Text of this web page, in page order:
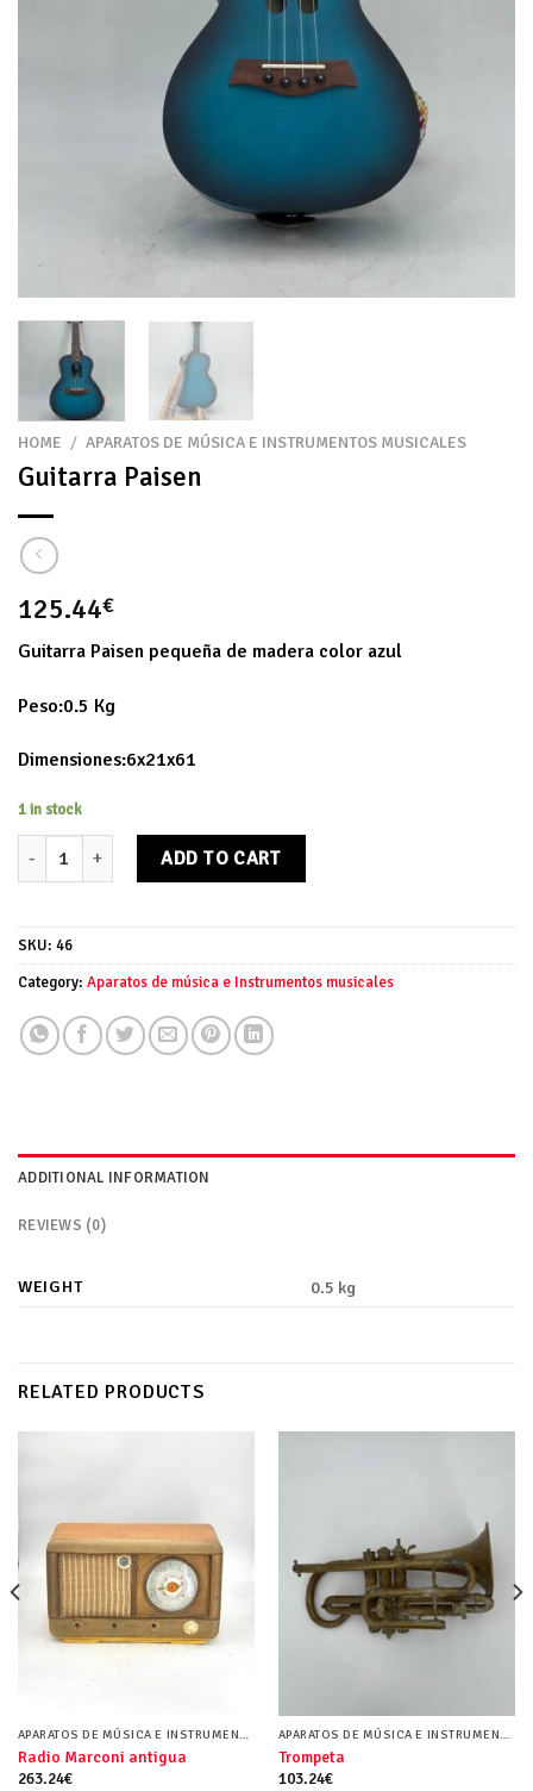
HOME / APARATOS DE MÚSICA E INSTRUMENTOS MUSICALES
Guitarra Paisen
125.44€
Guitarra Paisen pequeña de madera color azul
Peso:0.5 Kg
Dimensiones:6x21x61
1 in stock
Guitarra Paisen quantityADD TO CART
SKU: 46
Category: Aparatos de música e Instrumentos musicales
ADDITIONAL INFORMATION
REVIEWS (0)
WEIGHT 0.5 kg
RELATED PRODUCTS
APARATOS DE MÚSICA E INSTRUMENTOS MUSICALES
Radio Marconi antigua
263.24€
APARATOS DE MÚSICA E INSTRUMENTOS MUSICALES
Trompeta
103.24€